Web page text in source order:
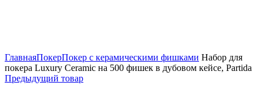
ГлавнаяПокерПокер с керамическими фишками Набор для
покера Luxury Ceramic на 500 фишек в дубовом кейсе, Partida
Предыдущий товар